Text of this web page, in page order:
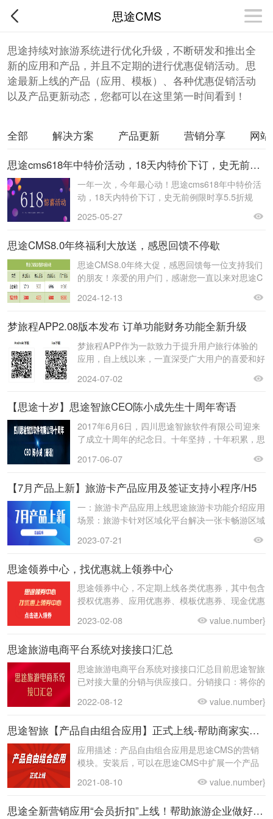
思途CMS
思途持续对旅游系统进行优化升级，不断研发和推出全
新的应用和产品，并且不定期的进行优惠促销活动。思
途最新上线的产品（应用、模板）、各种优惠促销活动
以及产品更新动态，您都可以在这里第一时间看到！
全部 解决方案 产品更新 营销分享
网
思途cms618年中特价活动，18天内特价下订，史无前例限时享5.5折
一年一次，今年最心动！思途cms618年中特价活
动，18天内特价下订，史无前例限时享5.5折规
2025-05-27
思途CMS8.0年终福利大放送，感恩回馈不停歇
思途CMS8.0年终大促，感恩回馈每一位支持我们
的朋友！亲爱的用户们，感谢您一直以来对思途C
2024-12-13
梦旅程APP2.08版本发布 订单功能财务功能全新升级
梦旅程APP作为一款致力于提升用户旅行体验的
应用，自上线以来，一直深受广大用户的喜爱和好
这次
2024-07-02
【思途十岁】思途智旅CEO陈小成先生十周年寄语
2017年6月6日，四川思途智旅软件有限公司迎来
了成立十周年的纪念日。十年坚持，十年积累，思
了数
2017-06-07
【7月产品上新】旅游卡产品应用及签证支持小程序/H5
一：旅游卡产品应用上线思途旅游卡功能介绍应用
场景：旅游卡针对区域化平台解决一张卡畅游区域
合优惠福
2023-07-21
思途领券中心，找优惠就上领券中心
思途领券中心，不定期上线各类优惠券，其中包含
授权优惠券、应用优惠券、模板优惠券、现金优惠
2023-02-08 value.number}
思途旅游电商平台系统对接接口汇总
思途旅游电商平台系统对接接口汇总目前思途智旅
已对接大量的分销与供应接口。分销接口：将你的
品。供
2022-08-12 value.number}
思途智旅【产品自由组合应用】正式上线-帮助商家实现不同产品联营
应用描述：产品自由组合应用是思途CMS的营销
模块。安装后，可以在思途CMS中扩展一个产品
的产品发
2021-08-10 value.number}
思途全新营销应用“会员折扣”上线！帮助旅游企业做好会员营销